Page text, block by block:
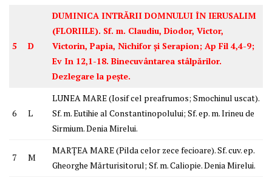
5 D
DUMINICA INTRĂRII DOMNULUI ÎN IERUSALIM
(FLORIILE). Sf. m. Claudiu, Diodor, Victor,
Victorin, Papia, Nichifor și Serapion; Ap Fil 4,4-9;
Ev In 12,1-18. Binecuvântarea stâlpărilor.
Dezlegare la pește.
6 L
LUNEA MARE (Iosif cel preafrumos; Smochinul uscat).
Sf. m. Eutihie al Constantinopolului; Sf. ep. m. Irineu de
Sirmium. Denia Mirelui.
7 M
MARȚEA MARE (Pilda celor zece fecioare). Sf. cuv. ep.
Gheorghe Mărturisitorul; Sf. m. Caliopie. Denia Mirelui.